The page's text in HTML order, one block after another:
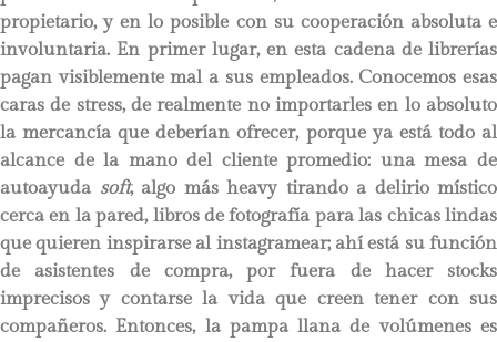
propietario, y en lo posible con su cooperación absoluta e
involuntaria. En primer lugar, en esta cadena de librerías
pagan visiblemente mal a sus empleados. Conocemos esas
caras de stress, de realmente no importarles en lo absoluto
la mercancía que deberían ofrecer, porque ya está todo al
alcance de la mano del cliente promedio: una mesa de
autoayuda soft, algo más heavy tirando a delirio místico
cerca en la pared, libros de fotografía para las chicas lindas
que quieren inspirarse al instagramear; ahí está su función
de asistentes de compra, por fuera de hacer stocks
imprecisos y contarse la vida que creen tener con sus
compañeros. Entonces, la pampa llana de volúmenes es